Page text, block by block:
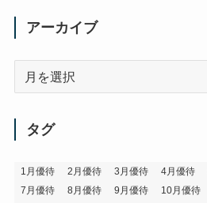
アーカイブ
タグ
1月優待 2月優待 3月優待 4月優待
7月優待
8月優待 9月優待 10月優待